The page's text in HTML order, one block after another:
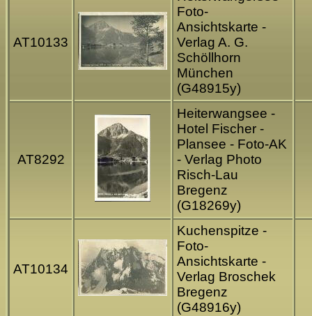
AT10133
Foto-
Ansichtskarte -
Verlag A. G.
Schöllhorn
München
(G48915y)
AT8292
Heiterwangsee -
Hotel Fischer -
Plansee - Foto-AK
- Verlag Photo
Risch-Lau
Bregenz
(G18269y)
AT10134
Kuchenspitze -
Foto-
Ansichtskarte -
Verlag Broschek
Bregenz
(G48916y)